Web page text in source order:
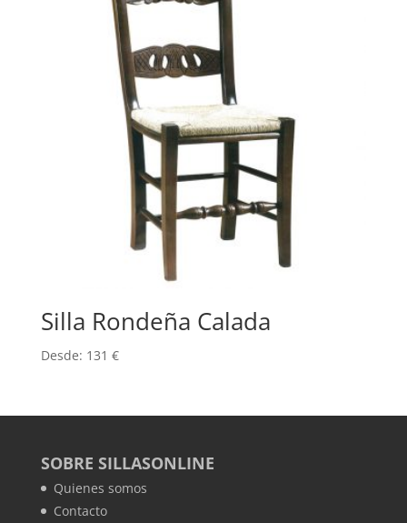
Silla Rondeña Calada
Desde: 131 €
SOBRE SILLASONLINE
Quienes somos
Contacto